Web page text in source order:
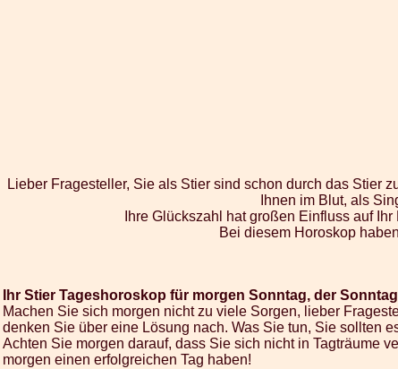
Lieber Fragesteller, Sie als Stier sind schon durch das Stier
Ihnen im Blut, als
Ihre Glückszahl hat großen Einfluss auf
Bei diesem Horoskop
Ihr Stier Tageshoroskop für morgen Sonntag, der
Machen Sie sich morgen nicht zu viele Sorgen, lieber
denken Sie über eine Lösung nach. Was Sie tun, Sie sollten
Achten Sie morgen darauf, dass Sie sich nicht in Tagträume
morgen einen erfolgreichen Tag haben!